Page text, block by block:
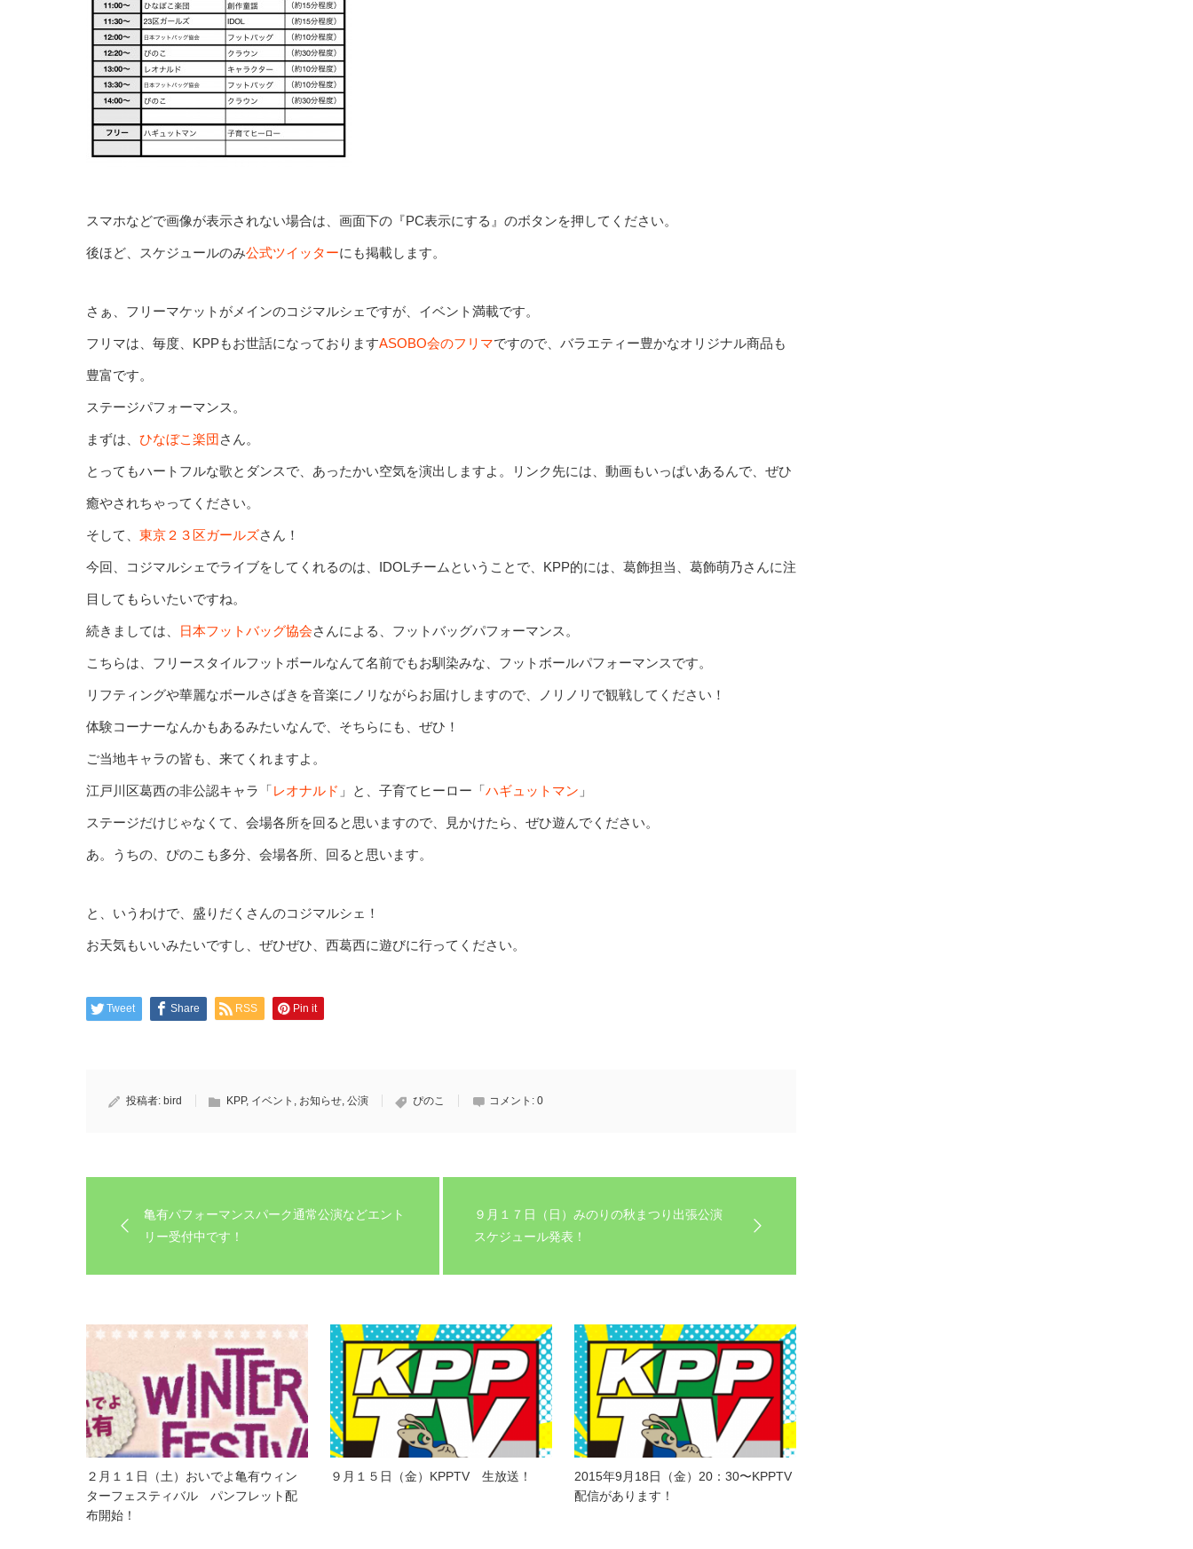
スマホなどで画像が表示されない場合は、画面下の『PC表示にする』のボタンを押してください。
後ほど、スケジュールのみ公式ツイッターにも掲載します。
さぁ、フリーマケットがメインのコジマルシェですが、イベント満載です。
フリマは、毎度、KPPもお世話になっておりますASOBO会のフリマですので、バラエティー豊かなオリジナル商品も
豊富です。
ステージパフォーマンス。
まずは、 ひなぼこ楽団さん。
とってもハートフルな歌とダンスで、あったかい空気を演出しますよ。リンク先には、動画もいっぱいあるんで、ぜひ
癒やされちゃってください。
そして、 東京２３区ガールズさん！
今回、コジマルシェでライブをしてくれるのは、IDOLチームということで、KPP的には、葛飾担当、葛飾萌乃さんに注
目してもらいたいですね。
続きましては、 日本フットバッグ協会さんによる、フットバッグパフォーマンス。
こちらは、フリースタイルフットボールなんて名前でもお馴染みな、フットボールパフォーマンスです。
リフティングや華麗なボールさばきを音楽にノリながらお届けしますので、ノリノリで観戦してください！
体験コーナーなんかもあるみたいなんで、そちらにも、ぜひ！
ご当地キャラの皆も、来てくれますよ。
江戸川区葛西の非公認キャラ「レオナルド 」と、子育てヒーロー「ハギュットマン 」
ステージだけじゃなくて、会場各所を回ると思いますので、見かけたら、ぜひ遊んでください。
あ。うちの、ぴのこも多分、会場各所、回ると思います。
と、いうわけで、盛りだくさんのコジマルシェ！
お天気もいいみたいですし、ぜひぜひ、西葛西に遊びに行ってください。
Tweet Share RSS Pin it
投稿者: bird KPP, イベント , お知らせ, 公演 ぴのこ コメント: 0
亀有パフォーマンスパーク通常公演などエント
リー受付中です！
９月１７日（日）みのりの秋まつり出張公演
スケジュール発表！
２月１１日（土）おいでよ亀有ウィン
ターフェスティバル パンフレット配
布開始！
９月１５日（金）KPPTV 生放送！
2015年9月18日（金）20：30〜KPPTV
配信があります！